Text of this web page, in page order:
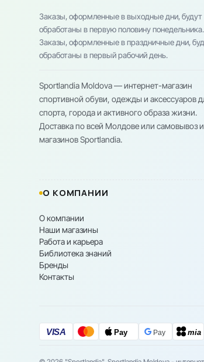
Заказы, оформленные в выходные дни, будут
обработаны в первую половину понедельника.
Заказы, оформленные в праздничные дни,
обработаны в первый рабочий день.
Sportlandia Moldova — интернет-магазин
спортивной обуви, одежды и аксессуаров
спорта, города и активного образа жизни.
Доставка по всей Молдове или самовывоз
магазинов Sportlandia.
О КОМПАНИИ
О компании
Наши магазины
Работа и карьера
Библиотека знаний
Бренды
Контакты
VISA Pay Pay mia